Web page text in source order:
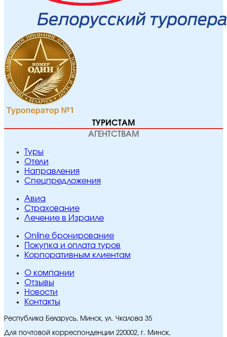
ТУРИСТАМ
АГЕНТСТВАМ
Туры
Отели
Направления
Спецпредложения
Авиа
Страхование
Лечение в Израиле
Online бронирование
Покупка и оплата туров
Корпоративным клиентам
O компании
Отзывы
Новости
Контакты
Республика Беларусь, Минск, ул. Чкалова 35
Для почтовой корреспонденции 220002, г. Минск,